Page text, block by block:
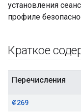
установления
профиле
Краткое
Перечисления
@269